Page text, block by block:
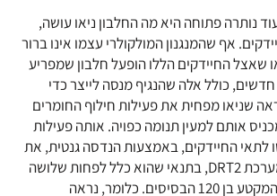
נותרה פתוחה היא מה החלבון ניאו עושה,
אף שהמנגנון המולקולרי עצמו אינו ברור
שאצל החיידקים הללו הופעל חלבון שמפריע
כולל אלה שהנגיף מנסה לייצר כדי
שניאו מפחית את פעילות חילוף החומרים
אותם למעין תנומה כפויה. אותה פעילות
לתאי החיידקים, באמצעות הנדסה גנטית, את
הגֵן לניאו בנפרד ממערכת DRT2, בתנאי שהוא כלל לפחות שלושה
עותקים רצופים של המקטע בן 120 הבסיסים. כלומר, נראה